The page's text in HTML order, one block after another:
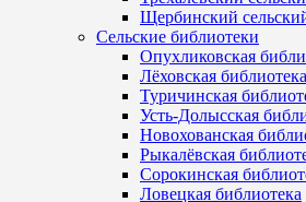
Щербинский
Сельские библиотеки
Опухликовская
Лёховская библиотека
Туричинская
Усть-Долысская
Новохованская
Рыкалёвская
Сорокинская
Ловецкая библиотека